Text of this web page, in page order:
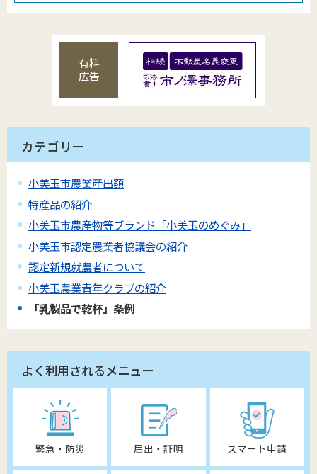
有料
広告
カテゴリー
小美玉市農業産出額
特産品の紹介
小美玉市農産物等ブランド「小美玉のめぐみ」
小美玉市認定農業者協議会の紹介
認定新規就農者について
小美玉農業青年クラブの紹介
「乳製品で乾杯」条例
よく利用されるメニュー
緊急・防災 届出・証明 スマート申請